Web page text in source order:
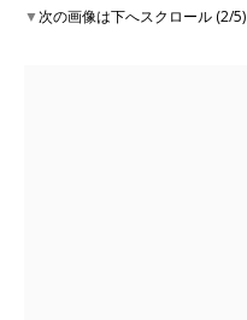
▼次の画像は下へスクロール (2/5)